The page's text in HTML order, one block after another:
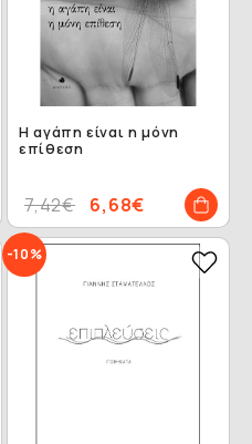
Η αγάπη είναι η μόνη
επίθεση
6,68€
7,42€
-10%